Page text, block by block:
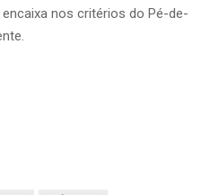
nos critérios do Pé-de-